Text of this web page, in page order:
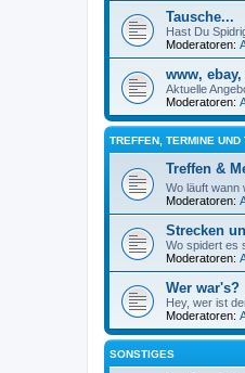
Tausche...
Hast Du
Moderatoren:
www,
Aktuelle
Moderatoren:
TREFFEN, TERMINE UND
Treffen &
Wo läuft wann
Moderatoren:
Strecken
Wo spidert es
Moderatoren:
Wer war's?
Hey, wer ist
Moderatoren:
SONSTIGES